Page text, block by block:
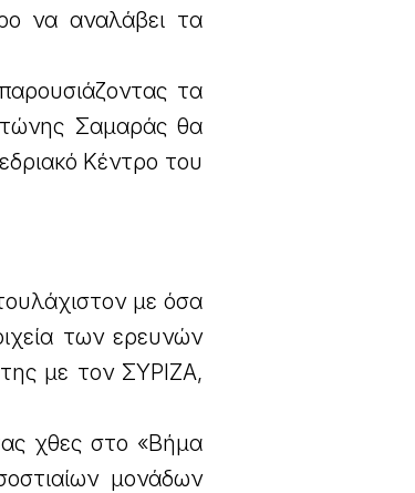
να αναλάβει τα
τα
Σαμαράς θα
Κέντρο του
με όσα
των ερευνών
με τον ΣΥΡΙΖΑ,
χθες στο «Βήμα
μονάδων